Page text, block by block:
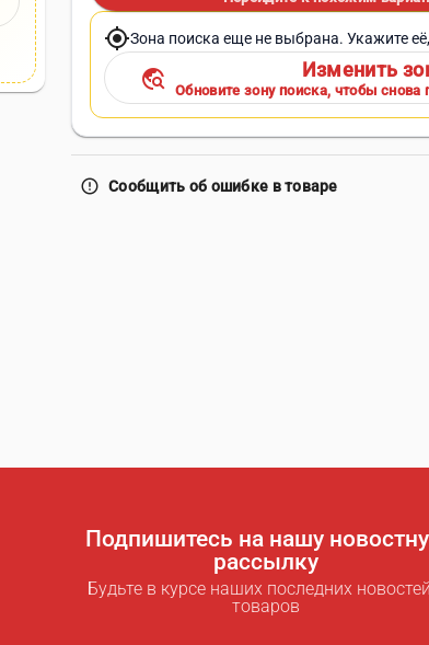
my_locationЗона поиска еще не выбрана. Укажите
travel_explore Изменить
Обновите зону поиска, чтобы снова
error_outline Сообщить об ошибке в товаре
Подпишитесь на нашу
рассылку
Будьте в курсе наших последних
товаров